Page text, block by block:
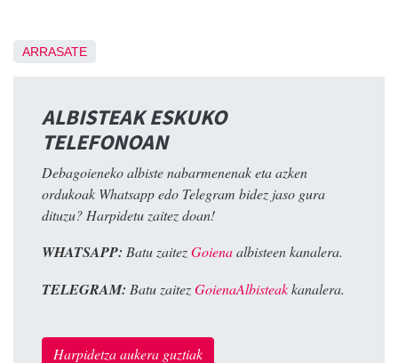
ARRASATE
ALBISTEAK ESKUKO
TELEFONOAN
Debagoieneko albiste nabarmenenak eta azken
ordukoak Whatsapp edo Telegram bidez jaso gura
dituzu? Harpidetu zaitez doan!
WHATSAPP: Batu zaitezGoienaalbisteen kanalera.
TELEGRAM: Batu zaitezGoienaAlbisteakkanalera.
Harpidetza aukera guztiak